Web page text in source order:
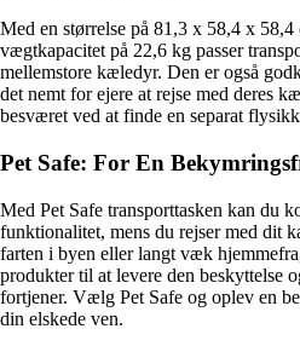
Med en størrelse på 81,3 x 58,4 x 58,4
vægtkapacitet på 22,6 kg passer
mellemstore kæledyr. Den er også
det nemt for ejere at rejse med deres
besværet ved at finde en separat
Pet Safe: For En
Med Pet Safe transporttasken kan du
funktionalitet, mens du rejser med dit
farten i byen eller langt væk
produkter til at levere den beskyttelse
fortjener. Vælg Pet Safe og oplev en
din elskede ven.